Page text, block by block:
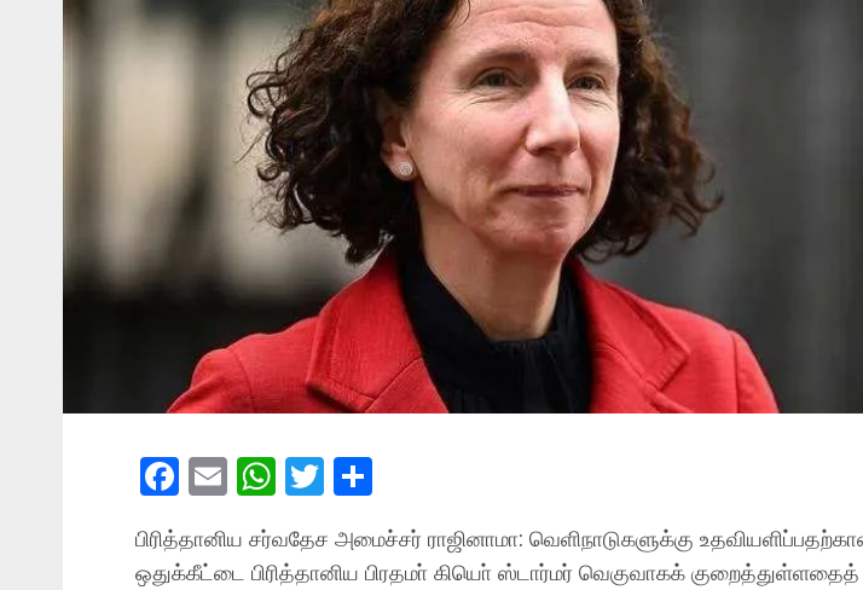
Facebook
EmailWhatsApp
Twitter
பிரித்தானிய சர்வதேச அமைச்சர் ராஜினாமா: வெளிநாடுகளுக்கு
ஒதுக்கீட்டை பிரித்தானிய பிரதமா் கியொ் ஸ்டார்மர் வெகுவாகக்